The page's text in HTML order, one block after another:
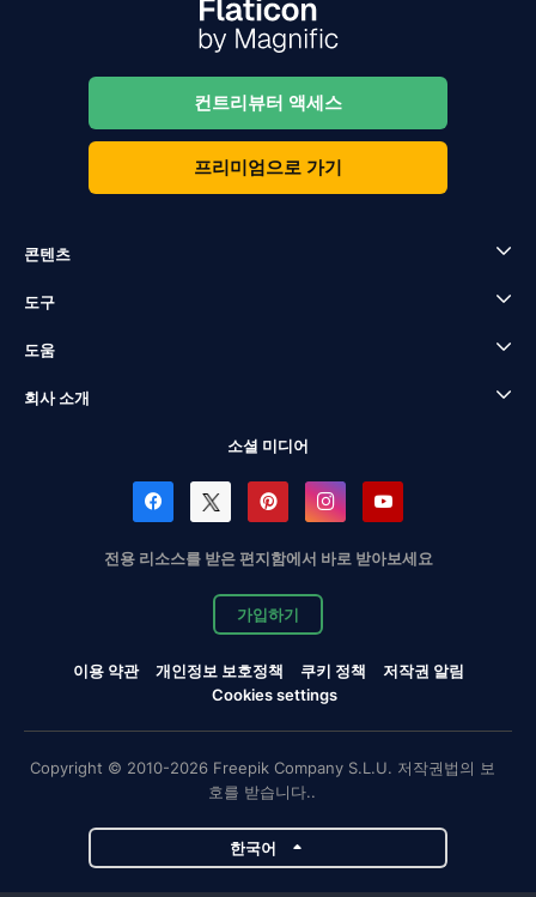
컨트리뷰터 액세스
프리미엄으로 가기
콘텐츠
도구
도움
회사 소개
소셜 미디어
전용 리소스를 받은 편지함에서 바로 받아보세요
가입하기
이용 약관 개인정보 보호정책 쿠키 정책
저작권 알림
Cookies settings
Copyright © 2010-2026 Freepik Company S.L.U. 저작권법의 보
호를 받습니다..
한국어